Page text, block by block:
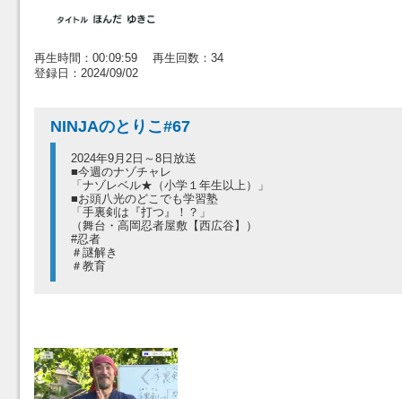
再生時間：00:09:59 再生回数：34
登録日：2024/09/02
NINJAのとりこ#67
2024年9月2日～8日放送
■今週のナゾチャレ
「ナゾレベル★（小学１年生以上）」
■お頭八光のどこでも学習塾
「手裏剣は『打つ』！？」
（舞台・高岡忍者屋敷【西広谷】）
#忍者
＃謎解き
＃教育